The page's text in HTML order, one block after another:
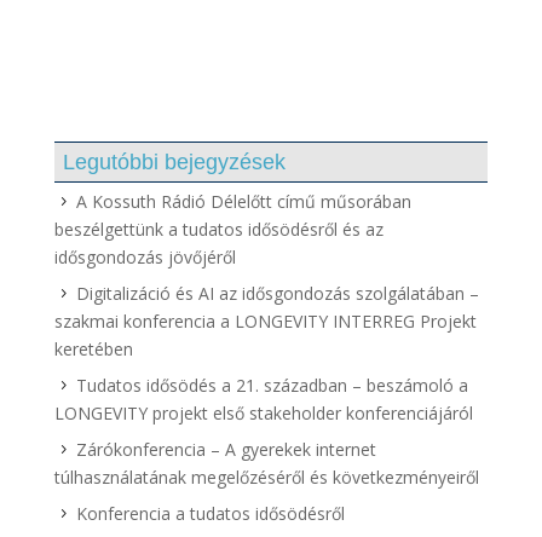
Legutóbbi bejegyzések
A Kossuth Rádió Délelőtt című műsorában
beszélgettünk a tudatos idősödésről és az
idősgondozás jövőjéről
Digitalizáció és AI az idősgondozás szolgálatában –
szakmai konferencia a LONGEVITY INTERREG Projekt
keretében
Tudatos idősödés a 21. században – beszámoló a
LONGEVITY projekt első stakeholder konferenciájáról
Zárókonferencia – A gyerekek internet
túlhasználatának megelőzéséről és következményeiről
Konferencia a tudatos idősödésről